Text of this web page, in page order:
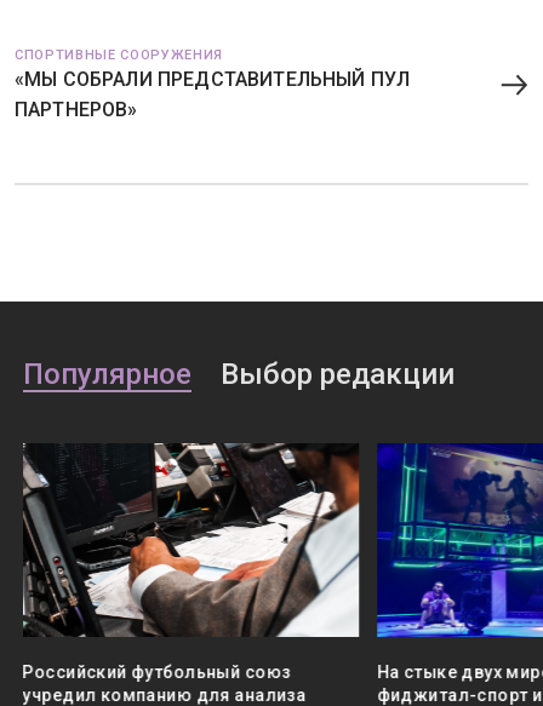
СПОРТИВНЫЕ СООРУЖЕНИЯ
«МЫ СОБРАЛИ ПРЕДСТАВИТЕЛЬНЫЙ ПУЛ
ПАРТНЕРОВ»
Популярное Выбор редакции
Российский футбольный союз
учредил компанию для анализа
На стыке двух
фиджитал-спорт